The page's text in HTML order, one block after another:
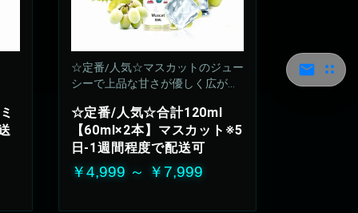
☆定番/人気☆マスカットのジュー
シーで上品な甘さが優しく広がり
50%VG：50%PG
☆定番/人気☆合計120ml
【60ml×2本】マスカット※5
日-1週間程度で配送可
￥4,999 ～ ￥7,999